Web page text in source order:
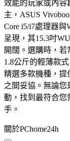
效能的玩家或內容
主，ASUS
Core i5/i7處理器
呈現，其15.3吋
開闊。選購時，
1.8公斤的輕薄款
精選多款機種，提
之間妥協。無論
動，找到最符合您
手。
關於PChome24h